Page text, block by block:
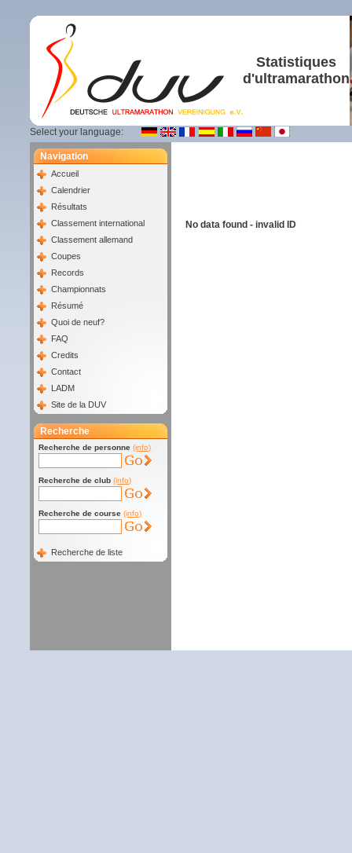
Statistiques
d'ultramarathon
Select your language:
Navigation
Accueil
Calendrier
Résultats
Classement international
Classement allemand
Coupes
Records
Championnats
Résumé
Quoi de neuf?
FAQ
Credits
Contact
LADM
Site de la DUV
Recherche
Recherche de personne (info)
Recherche de club (info)
Recherche de course (info)
Recherche de liste
No data found - invalid ID